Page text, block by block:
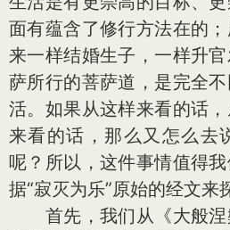
面有蕴含了修行方法在的
来一样结婚生子，一样升
萨所行的菩萨道，是完全
活。如果从这样来看的话
来看的话，那么又怎么去
呢？所以，这件事情值得
据“寂灭为乐”原始的经文来
首先，我们从《大般涅